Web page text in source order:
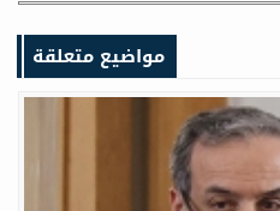
مواضيع متعلقة